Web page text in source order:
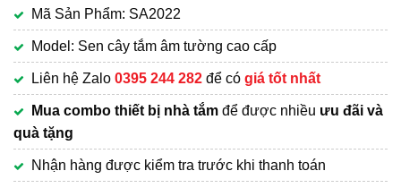
là:
9,880,000₫.
hiện
tại
là:
7,990,000₫.
Mã Sản Phẩm: SA2022
Model: Sen cây tắm âm tường cao cấp
Liên hệ Zalo 0395 244 282 để có giá tốt nhất
Mua combo thiết bị nhà tắm để được nhiều ưu đãi và
quà tặng
Nhận hàng được kiểm tra trước khi thanh toán